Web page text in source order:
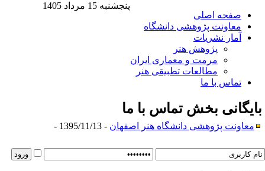
صفحه اصلی
معاونت پژوهشی دانشگاه
آمار نشریات
پژوهش هنر
مرمت و معماری ایران
مطالعات تطبیقی هنر
تماس با ما
پنجشنبه 15 مرداد 1405
بخشتماس با ما
معاونت پژوهشی دانشگاه هنر اصفهان- 1395/11/13 -